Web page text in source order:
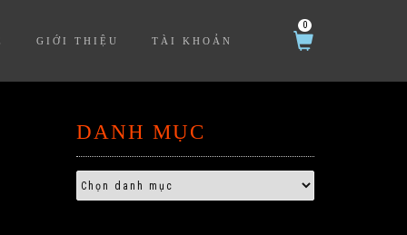
GIỚI THIỆU TÀI KHOẢN
0
DANH MỤC